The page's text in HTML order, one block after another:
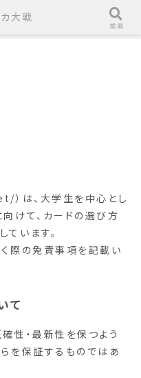
は、大学生を中心とし
けて、カードの選び方
います。
際の免責事項を記載い
て
性・最新性を保つよう
を保証するものではあ
大戦
検索